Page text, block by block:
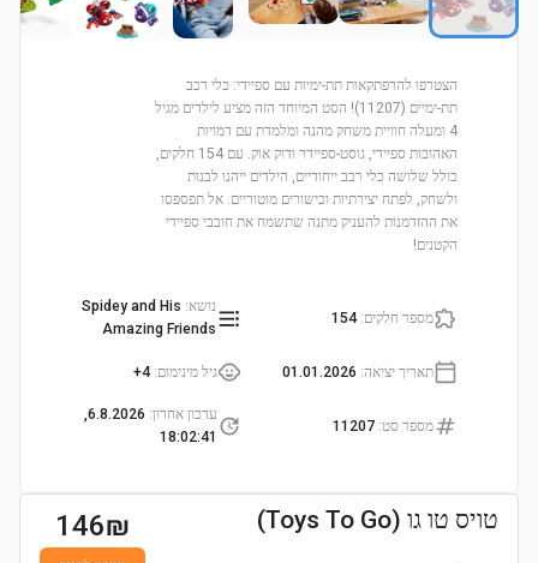
הצטרפו להרפתקאות תת-ימיות עם ספיידי: כלי רכב
תת-ימיים (11207)! הסט המיוחד הזה מציע לילדים מגיל
4 ומעלה חוויית משחק מהנה ומלמדת עם דמויות
האהובות ספיידי, גוסט-ספיידר ודוק אוק. עם 154 חלקים,
כולל שלושה כלי רכב ייחודיים, הילדים ייהנו לבנות
ולשחק, לפתח יצירתיות וכישורים מוטוריים. אל תפספסו
את ההזדמנות להעניק מתנה שתשמח את חובבי ספיידי
הקטנים!
מספר חלקים:
154
נושא:
Spidey and His
Amazing Friends
תאריך יציאה:
01.01.2026 גיל מינימום:
4+
מספר סט:
11207
עדכון אחרון:
6.8.2026,
18:02:41
טויס טו גו (Toys To Go) 146₪